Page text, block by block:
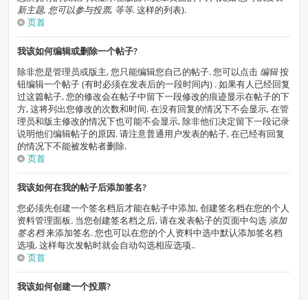
新主题, 您可以参与投票, 等等. 这样的列表).
页首
我该如何编辑或删除一个帖子?
除非您是管理员或版主, 您只能编辑您自己的帖子. 您可以点击编辑按
钮编辑一个帖子 (有时必须在发表后的一段时间内) . 如果有人已经回复
过这篇帖子, 您的修改会在帖子中留下一段修改的痕迹显示在帖子的下
方, 这将列出您修改的次数和时间. 在没有回复的情况下不会显示, 在管
理员和版主修改的情况下也可能不会显示, 除非他们决定留下一段记录
说明他们编辑帖子的原因. 请注意普通用户发表的帖子, 在已经有回复
的情况下不能被发帖者删除.
页首
我该如何在我的帖子后添加签名?
您必须先创建一个签名档后才能在帖子中添加, 创建签名档在您的个人
资料管理面板. 当您创建签名档之后, 请在发表帖子的页面中勾选 添加
签名档来添加签名. 您也可以在您的个人资料中选中默认添加签名档
选项, 这样每次发帖时就会自动勾选相应选项..
页首
我该如何创建一个投票?